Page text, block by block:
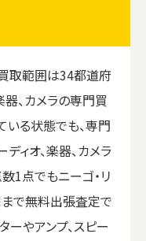
取範囲は34都道府
、カメラの専門買
いる状態でも、専門
ィオ、楽器、カメラ
1点でもニーゴ・リ
で無料出張査定で
ーやアンプ、スピー